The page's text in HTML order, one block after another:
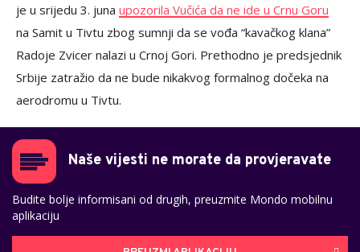
je u srijedu 3. juna upozorila Vučića da ne ide u Crnu Goru
na Samit u Tivtu zbog sumnji da se vođa “kavačkog klana”
Radoje Zvicer nalazi u Crnoj Gori. Prethodno je predsjednik
Srbije zatražio da ne bude nikakvog formalnog dočeka na
aerodromu u Tivtu.
Naše vijesti ne morate da provjeravate
Budite bolje informisani od drugih, preuzmite Mondo mobilnu
aplikaciju